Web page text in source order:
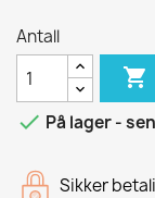
Antall

 På lager -
Sikker